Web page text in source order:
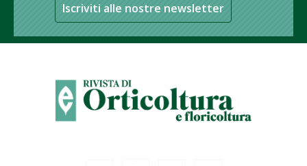
Iscriviti alle nostre newsletter